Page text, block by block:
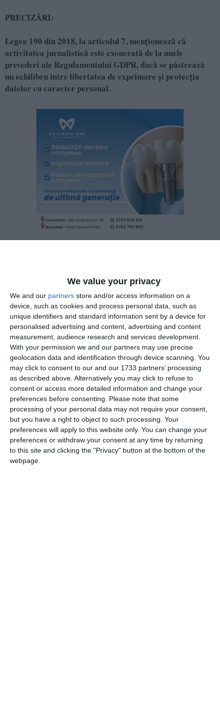
We value your privacy
We and our partners store and/or access information on a
device, such as cookies and process personal data, such as
unique identifiers and standard information sent by a device for
personalised advertising and content, advertising and content
measurement, audience research and services development.
With your permission we and our partners may use precise
geolocation data and identification through device scanning. You
may click to consent to our and our 1733 partners’ processing
as described above. Alternatively you may click to refuse to
consent or access more detailed information and change your
preferences before consenting. Please note that some
processing of your personal data may not require your consent,
but you have a right to object to such processing. Your
preferences will apply to this website only. You can change your
preferences or withdraw your consent at any time by returning
to this site and clicking the "Privacy" button at the bottom of the
webpage.
PRECIZĂRI:
Legea 190 din 2018, la articolul 7, menționează că
activitatea jurnalistică este exonerată de la unele
prevederi ale Regulamentului GDPR, dacă se păstrează
un echilibru între libertatea de exprimare și protecția
datelor cu caracter personal.
Informațiile din prezentul articol sunt de interes public și
sunt obținute din surse publice deschise.
Citește și:
Cumpărări Constanța: Două contracte pentru
gestionarea deșeurilor în Albești, atribuite unei firme din
București (DOCUMENTE)
Adaugă-ne ca sursă în Google
Urmărește-ne pe Google News
Urmărește-ne pe Whatsapp